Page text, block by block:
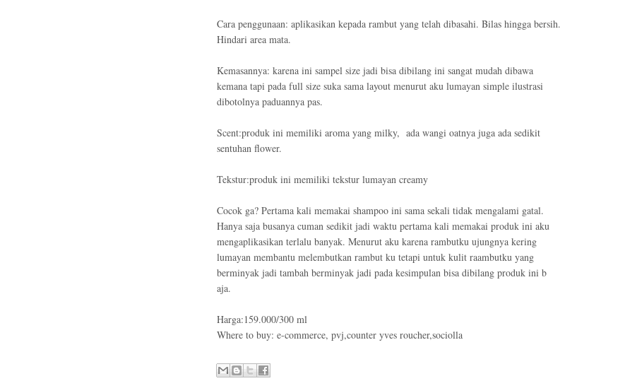
Cara penggunaan: aplikasikan kepada rambut yang telah dibasahi. Bilas hingga bersih.
Hindari area mata.
Kemasannya: karena ini sampel size jadi bisa dibilang ini sangat mudah dibawa
kemana tapi pada full size suka sama layout menurut aku lumayan simple ilustrasi
dibotolnya paduannya pas.
Scent:produk ini memiliki aroma yang milky, ada wangi oatnya juga ada sedikit
sentuhan flower.
Tekstur:produk ini memiliki tekstur lumayan creamy
Cocok ga? Pertama kali memakai shampoo ini sama sekali tidak mengalami gatal.
Hanya saja busanya cuman sedikit jadi waktu pertama kali memakai produk ini aku
mengaplikasikan terlalu banyak. Menurut aku karena rambutku ujungnya kering
lumayan membantu melembutkan rambut ku tetapi untuk kulit raambutku yang
berminyak jadi tambah berminyak jadi pada kesimpulan bisa dibilang produk ini b
aja.
Harga:159.000/300 ml
Where to buy: e-commerce, pvj,counter yves roucher,sociolla